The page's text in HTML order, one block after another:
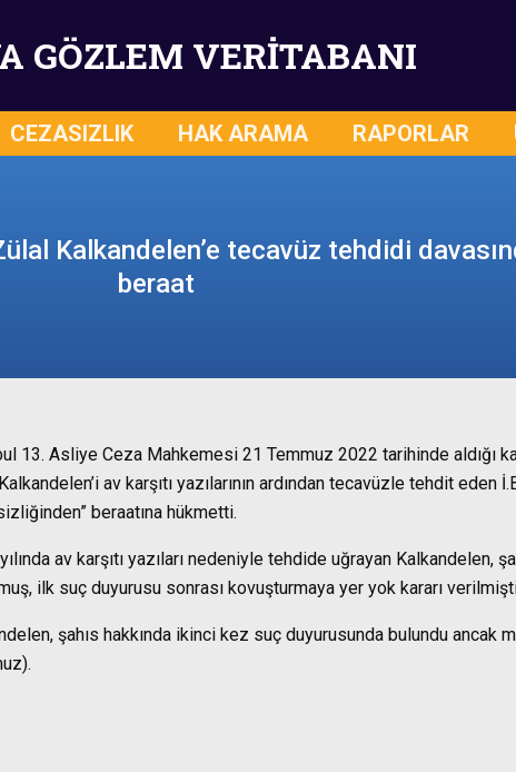
GÖZLEM VERİTABANI
CEZASIZLIK HAK ARAMA RAPORLAR
Kalkandelen’e tecavüz tehdidi
beraat
13. Asliye Ceza Mahkemesi 21 Temmuz 2022 tarihinde aldığı
av karşıtı yazılarının ardından tecavüzle tehdit eden
beraatına hükmetti.
av karşıtı yazıları nedeniyle tehdide uğrayan Kalkandelen,
ilk suç duyurusu sonrası kovuşturmaya yer yok kararı
şahıs hakkında ikinci kez suç duyurusunda bulundu ancak